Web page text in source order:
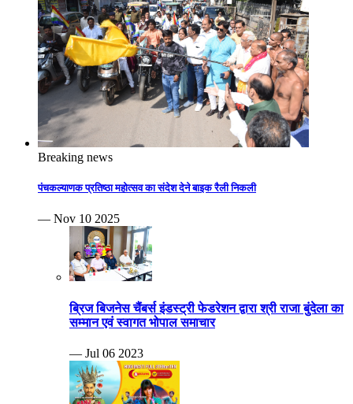
Breaking news
पंचकल्याणक प्रतिष्ठा महोत्सव का संदेश देने बाइक रैली निकली
— Nov 10 2025
ब्रिज बिजनेस चैंबर्स इंडस्ट्री फेडरेशन द्वारा श्री राजा बुंदेला का
सम्मान एवं स्वागत भोपाल समाचार
— Jul 06 2023